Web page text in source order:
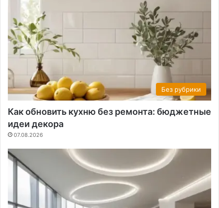
Без рубрики
Как обновить кухню без ремонта: бюджетные
идеи декора
07.08.2026